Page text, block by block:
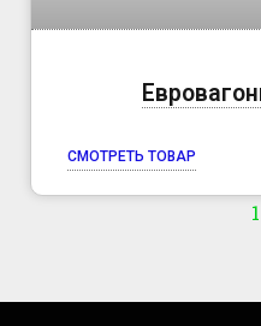
СМОТРЕТЬ ТОВАР
1